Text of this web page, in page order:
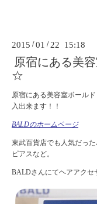
2015 /01 / 22 15:18
原宿にある美
☆
原宿にある美容室ボール
入出来ます！！
BALDのホームページ
東武百貨店でも人気だっ
ピアスなど。
BALDさんにてヘアアクセ